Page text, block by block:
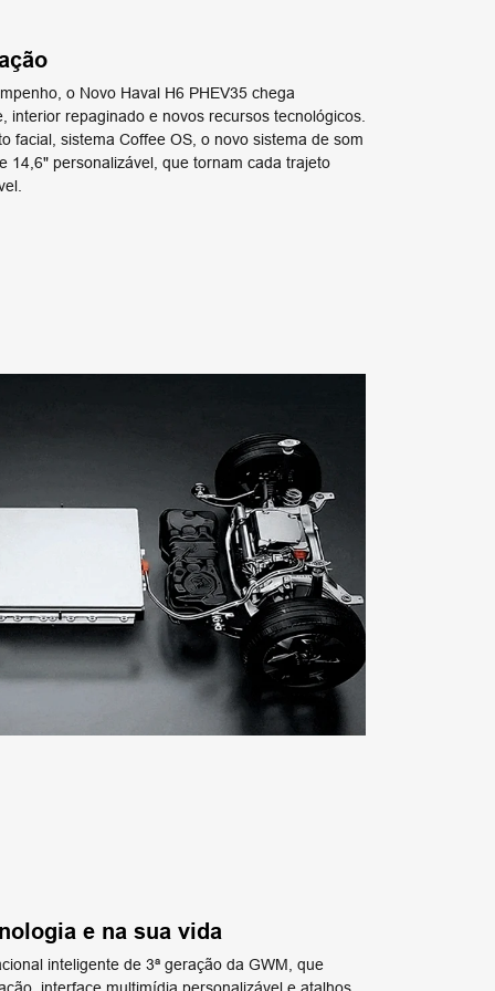
o Novo Haval H6 PHEV35 chega
interior repaginado e novos recursos tecnológicos.
facial, sistema Coffee OS, o novo sistema de som
14,6" personalizável, que tornam cada trajeto
e na sua vida
inteligente de 3ª geração da GWM, que
interface multimídia personalizável e atalhos